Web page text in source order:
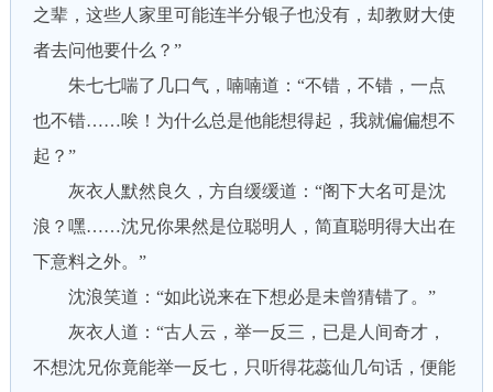
之辈，这些人家里可能连半分银子也没有，却教财大使
者去问他要什么？”
朱七七喘了几口气，喃喃道：“不错，不错，一点
也不错……唉！为什么总是他能想得起，我就偏偏想不
起？”
灰衣人默然良久，方自缓缓道：“阁下大名可是沈
浪？嘿……沈兄你果然是位聪明人，简直聪明得大出在
下意料之外。”
沈浪笑道：“如此说来在下想必是未曾猜错了。”
灰衣人道：“古人云，举一反三，已是人间奇才，
不想沈兄你竟能举一反七，只听得花蕊仙几句话，便能